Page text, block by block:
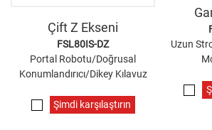
Çift Z Ekseni
FSL80IS-DZ
Portal Robotu/Doğrusal
Konumlandırıcı/Dikey Kılavuz
Şimdi karşılaştırın
Uzun